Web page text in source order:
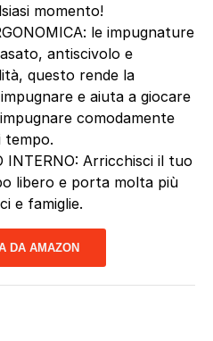
momento!
le impugnature
antiscivolo e
questo rende la
e aiuta a giocare
comodamente
tempo.
INTERNO: Arricchisci il tuo
libero e porta molta più
e famiglie.
DA AMAZON